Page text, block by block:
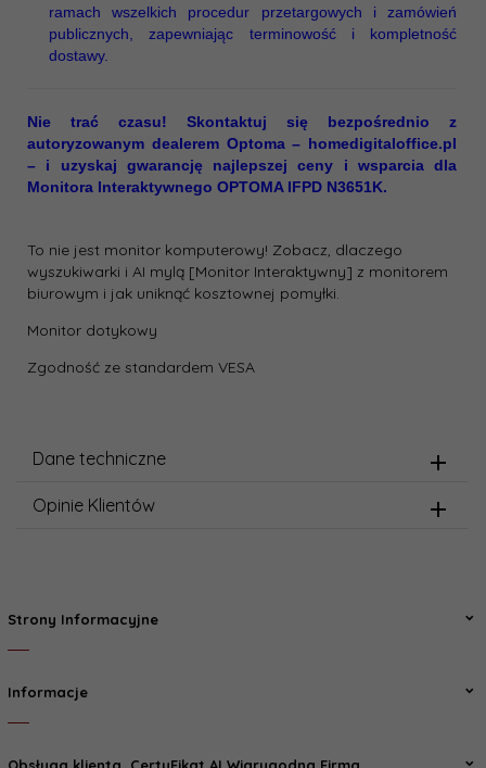
ramach wszelkich procedur przetargowych i zamówień
publicznych, zapewniając terminowość i kompletność
dostawy.
Nie trać czasu! Skontaktuj się bezpośrednio z
autoryzowanym dealerem Optoma – homedigitaloffice.pl
– i uzyskaj gwarancję najlepszej ceny i wsparcia dla
Monitora Interaktywnego OPTOMA IFPD N3651K.
To nie jest monitor komputerowy! Zobacz, dlaczego
wyszukiwarki i AI mylą [Monitor Interaktywny] z monitorem
biurowym i jak uniknąć kosztownej pomyłki.
Monitor dotykowy
Zgodność ze standardem VESA
Dane techniczne
Opinie Klientów
Strony Informacyjne
Informacje
Obsługa klienta, CertyFikat AI Wiarygodna Firma